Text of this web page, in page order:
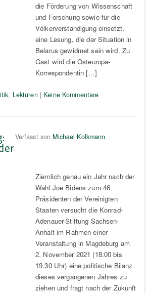
die Förderung von Wissenschaft
und Forschung sowie für die
Völkerverständigung einsetzt,
eine Lesung, die der Situation in
Belarus gewidmet sein wird. Zu
Gast wird die Osteuropa-
Korrespondentin […]
, Lektüren| Keine Kommentare
Verfasst von Michael Kolkmann
Ziemlich genau ein Jahr nach der
Wahl Joe Bidens zum 46.
Präsidenten der Vereinigten
Staaten versucht die Konrad-
Adenauer-Stiftung Sachsen-
Anhalt im Rahmen einer
Veranstaltung in Magdeburg am
2. November 2021 (18:00 bis
19.30 Uhr) eine politische Bilanz
dieses vergangenen Jahres zu
ziehen und fragt nach der Zukunft